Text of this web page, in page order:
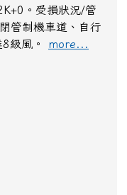
。受損狀況/管
管制機車道、自行
級風。 more...